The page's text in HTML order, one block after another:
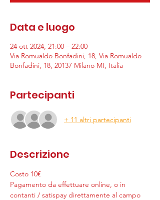
Data e luogo
24 ott 2024, 21:00 – 22:00
Via Romualdo Bonfadini, 18, Via Romualdo
Bonfadini, 18, 20137 Milano MI, Italia
Partecipanti
+ 11 altri partecipanti
Descrizione
Costo 10€
Pagamento da effettuare online, o in
contanti / satispay direttamente al campo